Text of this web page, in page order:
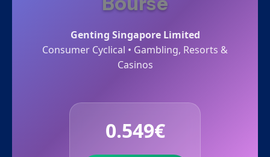
Genting Singapore Limited
Consumer Cyclical • Gambling, Resorts &
Casinos
0.549€